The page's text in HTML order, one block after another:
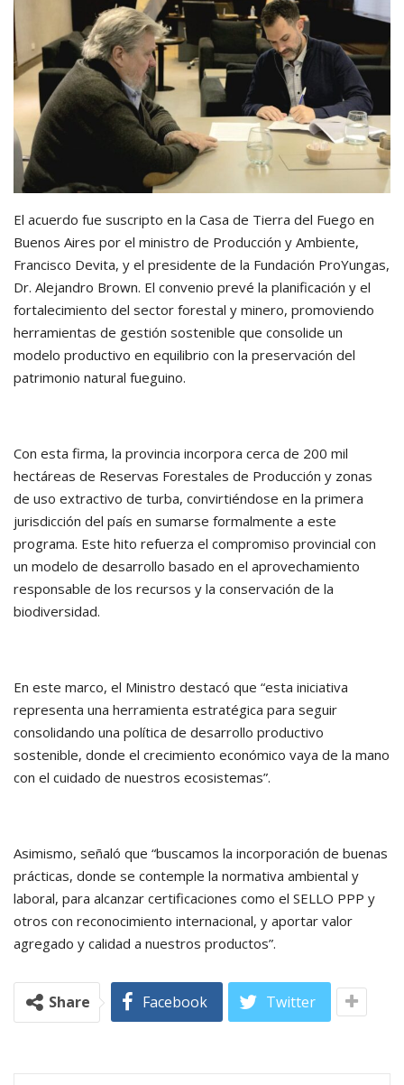
El acuerdo fue suscripto en la Casa de Tierra del Fuego en
Buenos Aires por el ministro de Producción y Ambiente,
Francisco Devita, y el presidente de la Fundación ProYungas,
Dr. Alejandro Brown. El convenio prevé la planificación y el
fortalecimiento del sector forestal y minero, promoviendo
herramientas de gestión sostenible que consolide un
modelo productivo en equilibrio con la preservación del
patrimonio natural fueguino.
Con esta firma, la provincia incorpora cerca de 200 mil
hectáreas de Reservas Forestales de Producción y zonas
de uso extractivo de turba, convirtiéndose en la primera
jurisdicción del país en sumarse formalmente a este
programa. Este hito refuerza el compromiso provincial con
un modelo de desarrollo basado en el aprovechamiento
responsable de los recursos y la conservación de la
biodiversidad.
En este marco, el Ministro destacó que “esta iniciativa
representa una herramienta estratégica para seguir
consolidando una política de desarrollo productivo
sostenible, donde el crecimiento económico vaya de la mano
con el cuidado de nuestros ecosistemas”.
Asimismo, señaló que “buscamos la incorporación de buenas
prácticas, donde se contemple la normativa ambiental y
laboral, para alcanzar certificaciones como el SELLO PPP y
otros con reconocimiento internacional, y aportar valor
agregado y calidad a nuestros productos”.
Share Facebook Twitter